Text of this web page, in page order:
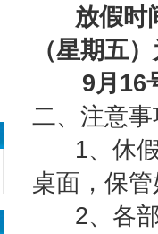
放假时
（星期五
9月16号
二、注意
1、休假
桌面，保
2、各部